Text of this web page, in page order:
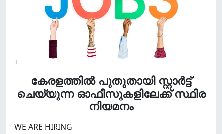
കേരളത്തിൽ പുതുതായി സ്റ്റാർട്ട്‌
ചെയ്യുന്ന ഓഫീസുകളിലേക്ക് സ്ഥിര
നിയമനം
WE ARE HIRING